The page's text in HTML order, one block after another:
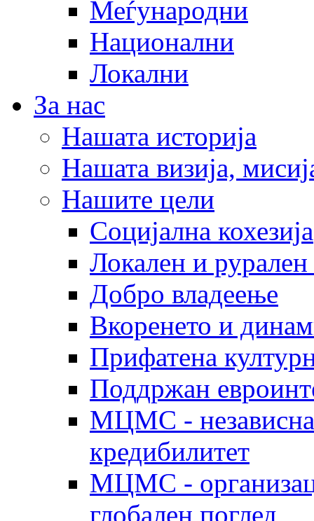
Меѓународни
Национални
Локални
За нас
Нашата историја
Нашата визија,
Нашите цели
Социјална кохезија
Локален и рурален
Добро владеење
Вкоренето и
Прифатена
Поддржан
МЦМС - независна
кредибилитет
МЦМС -
глобален поглед